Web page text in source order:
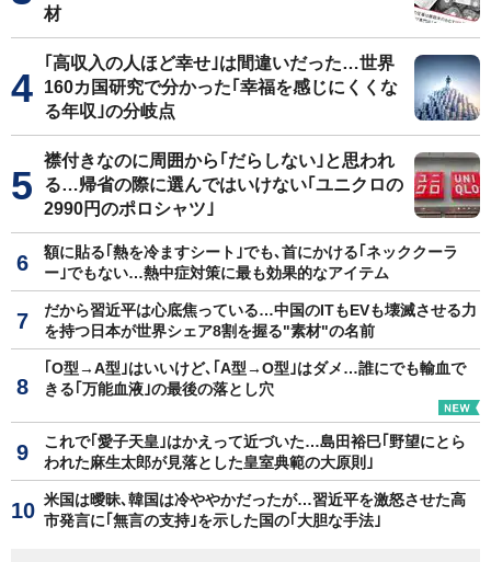
材
｢高収入の人ほど幸せ｣は間違いだった…世界
160カ国研究で分かった｢幸福を感じにくくな
る年収｣の分岐点
襟付きなのに周囲から｢だらしない｣と思われ
る…帰省の際に選んではいけない｢ユニクロの
2990円のポロシャツ｣
額に貼る｢熱を冷ますシート｣でも､首にかける｢ネッククーラ
ー｣でもない…熱中症対策に最も効果的なアイテム
だから習近平は心底焦っている…中国のITもEVも壊滅させる力
を持つ日本が世界シェア8割を握る"素材"の名前
｢O型→A型｣はいいけど､｢A型→O型｣はダメ…誰にでも輸血で
きる｢万能血液｣の最後の落とし穴
これで｢愛子天皇｣はかえって近づいた…島田裕巳｢野望にとら
われた麻生太郎が見落とした皇室典範の大原則｣
米国は曖昧､韓国は冷ややかだったが…習近平を激怒させた高
市発言に｢無言の支持｣を示した国の｢大胆な手法｣